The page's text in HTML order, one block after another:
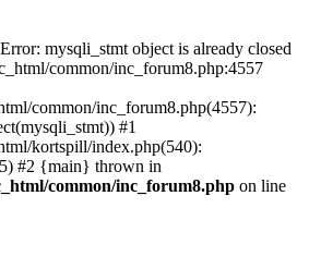
mysqli_stmt object is already closed
common/inc_forum8.php:4557
common/inc_forum8.php(4557):
#1
kortspill/index.php(540):
#2 {main} thrown in
common/inc_forum8.php on line